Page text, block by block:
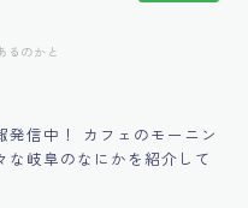
るのかと
発信中！ カフェのモーニン
な岐阜のなにかを紹介して